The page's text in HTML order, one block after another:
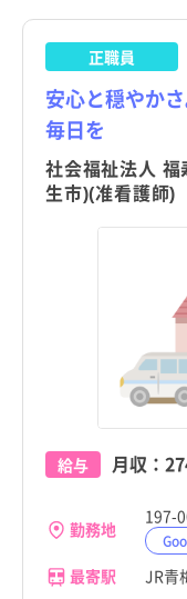
奈良県
和歌山県
鳥取県
徳島県
愛媛県
高知県
福岡県
日野市
東村山市
国分寺市
国立市
福生市
清瀬市
多摩市
高給与
正職員
安心と穏やか
毎日を
社会福祉法人
生市)(准看護師)
給与 月収：
勤務地
197-
最寄駅
JR青
奈良県
和歌山県
鳥取県
徳島県
愛媛県
高知県
福岡県
日野市
東村山市
国分寺市
国立市
福生市
清瀬市
多摩市
高給与